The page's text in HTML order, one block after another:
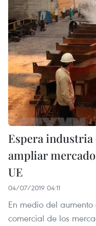
Espera industria
ampliar
UE
04/07/2019 04:11
En medio del
comercial de los